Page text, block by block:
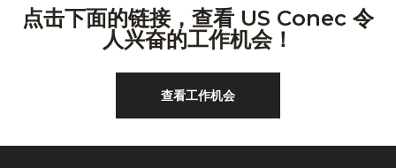
点击下面的链接，查看 US Conec 令
人兴奋的工作机会！
查看工作机会